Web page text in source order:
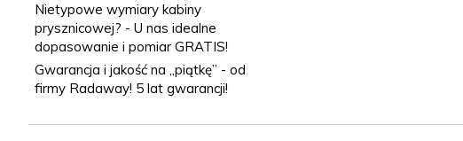
Nietypowe wymiary kabiny
prysznicowej? - U nas idealne
dopasowanie i pomiar GRATIS!
Gwarancja i jakość na „piątkę” - od
firmy Radaway! 5 lat gwarancji!